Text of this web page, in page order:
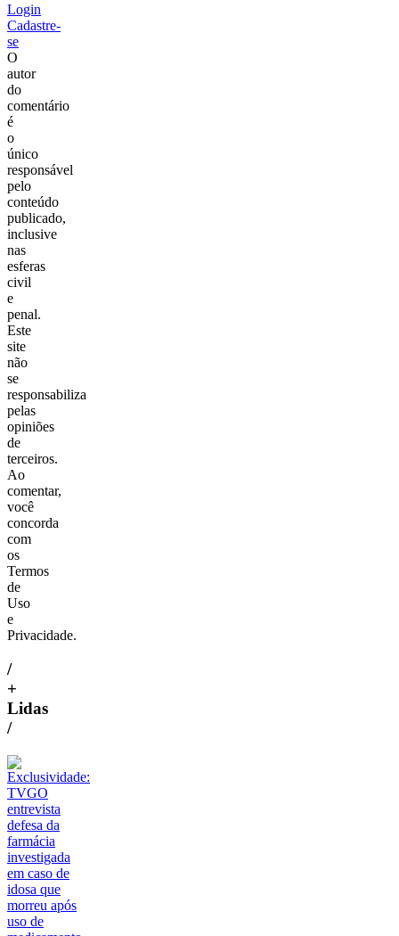
Login
Cadastre-
se
O
autor
do
comentário
é
o
único
responsável
pelo
conteúdo
publicado,
inclusive
nas
esferas
civil
e
penal.
Este
site
não
se
responsabiliza
pelas
opiniões
de
terceiros.
Ao
comentar,
você
concorda
com
os
Termos
de
Uso
e
Privacidade.
/
+
Lidas
/